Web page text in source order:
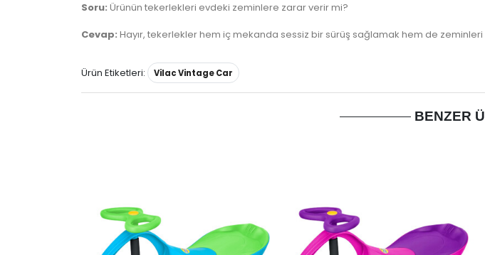
Soru: Ürünün tekerlekleri evdeki zeminlere zarar verir mi?
Cevap: Hayır, tekerlekler hem iç mekanda sessiz bir sürüş sağlamak hem de
Ürün Etiketleri: Vilac Vintage Car
BENZER